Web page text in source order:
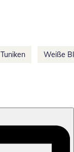
Tuniken Weiße